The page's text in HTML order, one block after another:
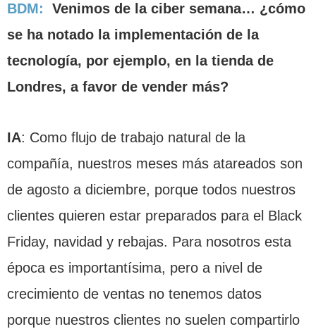
BDM:
Venimos de la ciber semana… ¿cómo
se ha notado la implementación de la
tecnología, por ejemplo, en la tienda de
Londres, a favor de vender más?
IA: Como flujo de trabajo natural de la
compañía, nuestros meses más atareados son
de agosto a diciembre, porque todos nuestros
clientes quieren estar preparados para el Black
Friday, navidad y rebajas. Para nosotros esta
época es importantísima, pero a nivel de
crecimiento de ventas no tenemos datos
porque nuestros clientes no suelen compartirlo